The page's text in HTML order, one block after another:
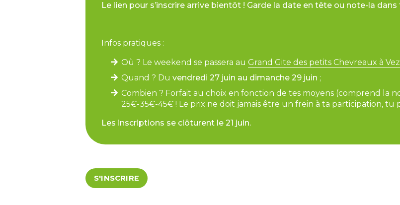
Le lien pour s’inscrire arrive bientôt ! Garde la date en tête ou note-la
Infos pratiques :
Où ? Le weekend se passera au Grand Gite des petits Chevreaux à
Quand ? Du vendredi 27 juin au dimanche 29 juin ;
Combien ? Forfait au choix en fonction de tes moyens (comprend la
25€-35€-45€ ! Le prix ne doit jamais être un frein à ta participation, tu
Les inscriptions se clôturent le 21 juin.
S'INSCRIRE